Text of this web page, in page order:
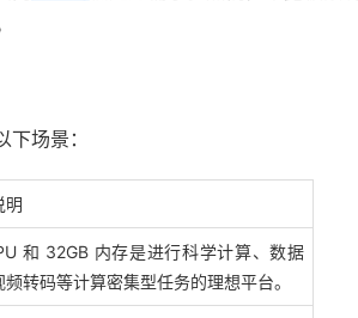
场景：
明
和 32GB 内存是进行科学计算、数据
转码等计算密集型任务的理想平台。